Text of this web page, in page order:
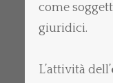
come
giuridici.
L’attività dell’